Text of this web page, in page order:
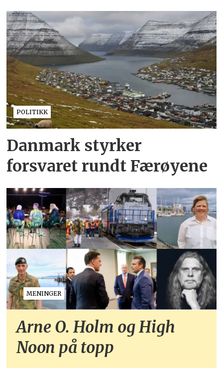
POLITIKK
Danmark styrker
forsvaret rundt Færøyene
MENINGER
Arne O. Holm og High
Noon på topp